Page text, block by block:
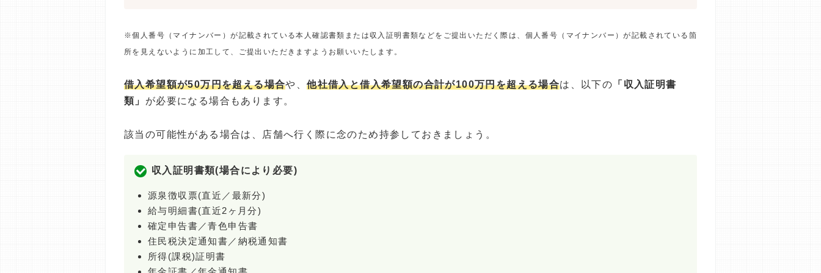
※個人番号（マイナンバー）が記載されている本人確認書類または収入証明書類などをご提出いただく際は、個人番号（マイナンバー）が記載されている箇
所を見えないように加工して、ご提出いただきますようお願いいたします。
借入希望額が50万円を超える場合や、他社借入と借入希望額の合計が100万円を超える場合は、以下の 「収入証明書
類」 が必要になる場合もあります。
該当の可能性がある場合は、店舗へ行く際に念のため持参しておきましょう。
収入証明書類(場合により必要)
源泉徴収票(直近／最新分)
給与明細書(直近2ヶ月分)
確定申告書／青色申告書
住民税決定通知書／納税通知書
所得(課税)証明書